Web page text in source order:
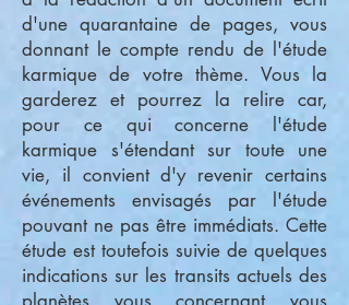
d'une quarantaine de pages, vous
donnant le compte rendu de l'étude
karmique de votre thème. Vous la
garderez et pourrez la relire car,
pour ce qui concerne l'étude
karmique s'étendant sur toute une
vie, il convient d'y revenir certains
événements envisagés par l'étude
pouvant ne pas être immédiats. Cette
étude est toutefois suivie de quelques
indications sur les transits actuels des